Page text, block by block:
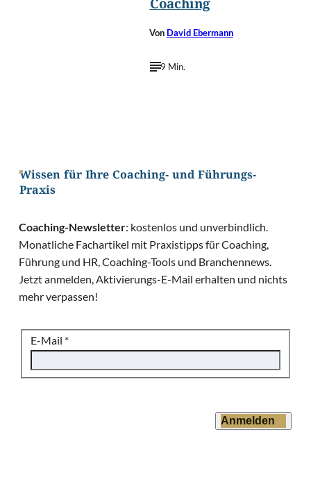
Coaching
Von David Ebermann
9 Min.
Wissen für Ihre Coaching- und Führungs-
Praxis
Coaching-Newsletter: kostenlos und unverbindlich.
Monatliche Fachartikel mit Praxistipps für Coaching,
Führung und HR, Coaching-Tools und Branchennews.
Jetzt anmelden, Aktivierungs-E-Mail erhalten und nichts
mehr verpassen!
E-Mail *
Anmelden